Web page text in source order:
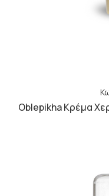
Oblepikha Κρέμα